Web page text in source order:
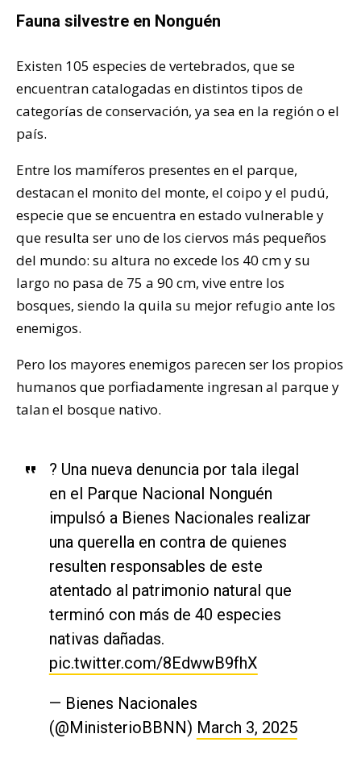
Fauna silvestre en Nonguén
Existen 105 especies de vertebrados, que se
encuentran catalogadas en distintos tipos de
categorías de conservación, ya sea en la región o el
país.
Entre los mamíferos presentes en el parque,
destacan el monito del monte, el coipo y el pudú,
especie que se encuentra en estado vulnerable y
que resulta ser uno de los ciervos más pequeños
del mundo: su altura no excede los 40 cm y su
largo no pasa de 75 a 90 cm, vive entre los
bosques, siendo la quila su mejor refugio ante los
enemigos.
Pero los mayores enemigos parecen ser los propios
humanos que porfiadamente ingresan al parque y
talan el bosque nativo.
?️ Una nueva denuncia por tala ilegal
en el Parque Nacional Nonguén
impulsó a Bienes Nacionales realizar
una querella en contra de quienes
resulten responsables de este
atentado al patrimonio natural que
terminó con más de 40 especies
nativas dañadas.
pic.twitter.com/8EdwwB9fhX
— Bienes Nacionales
(@MinisterioBBNN) March 3, 2025